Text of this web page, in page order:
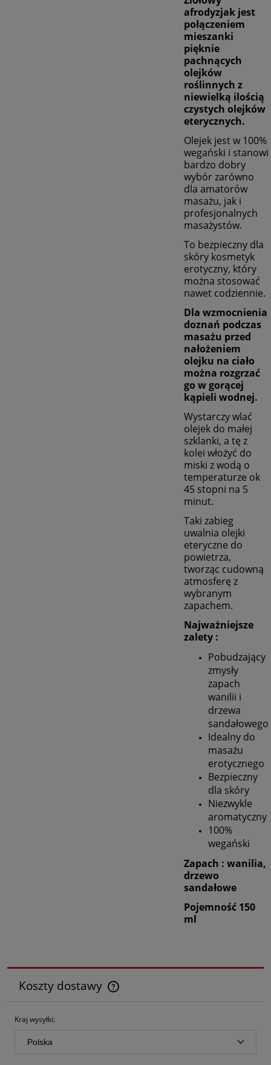
afrodyzjak jest
połączeniem
mieszanki
pięknie
pachnących
olejków
roślinnych z
niewielką ilością
czystych olejków
eterycznych.
Olejek jest w 100%
wegański i stanowi
bardzo dobry
wybór zarówno
dla amatorów
masażu, jak i
profesjonalnych
masażystów.
To bezpieczny dla
skóry kosmetyk
erotyczny, który
można stosować
nawet codziennie.
Dla wzmocnienia
doznań podczas
masażu przed
nałożeniem
olejku na ciało
można rozgrzać
go w gorącej
kąpieli wodnej.
Wystarczy wlać
olejek do małej
szklanki, a tę z
kolei włożyć do
miski z wodą o
temperaturze ok
45 stopni na 5
minut.
Taki zabieg
uwalnia olejki
eteryczne do
powietrza,
tworząc cudowną
atmosferę z
wybranym
zapachem.
Najważniejsze
zalety :
Pobudzający
zmysły
zapach
wanilii i
drzewa
sandałowego
Idealny do
masażu
erotycznego
Bezpieczny
dla skóry
Niezwykle
aromatyczny
100%
wegański
Zapach : wanilia,
drzewo
sandałowe
Pojemność 150
ml
Koszty dostawy
Cena nie zawiera ewentualnych kosztów płatności
Kraj wysyłki: